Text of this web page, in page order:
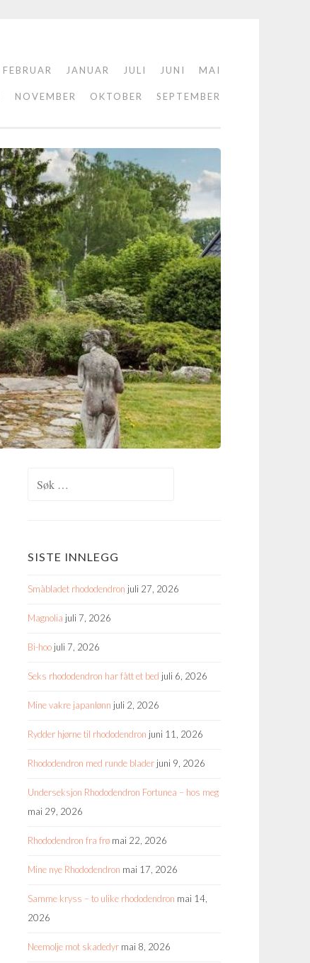
FEBRUAR JANUAR JULI JUNI MAI
NOVEMBER OKTOBER SEPTEMBER
SISTE INNLEGG
Småbladet rhododendron juli 27, 2026
Magnolia juli 7, 2026
Bi-hoo juli 7, 2026
Seks rhododendron har fått et bed juli 6, 2026
Mine vakre japanlønn juli 2, 2026
Rydder hjørne til rhododendron juni 11, 2026
Rhododendron med runde blader juni 9, 2026
Underseksjon Rhododendron Fortunea – hos meg
mai 29, 2026
Rhododendron fra frø mai 22, 2026
Mine nye Rhododendron mai 17, 2026
Samme kryss – to ulike rhododendron mai 14,
2026
Neemolje mot skadedyr mai 8, 2026